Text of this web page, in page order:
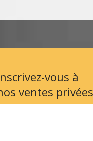
vous à
ventes privées